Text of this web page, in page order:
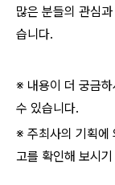
많은 분들의 관심
습니다.
※ 내용이 더 궁금하
수 있습니다.
※ 주최사의 기획에
고를 확인해 보시